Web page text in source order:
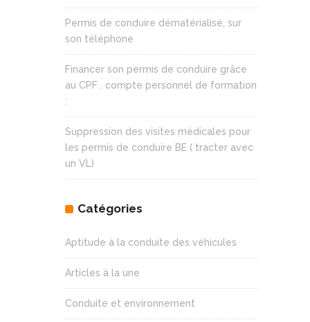
Permis de conduire dématérialisé, sur
son téléphone
Financer son permis de conduire grâce
au CPF . compte personnel de formation
:
Suppression des visites médicales pour
les permis de conduire BE ( tracter avec
un VL)
Catégories
Aptitude à la conduite des véhicules
Articles à la une
Conduite et environnement